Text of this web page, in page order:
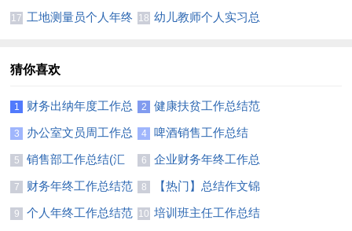
结8篇
总结
17 工地测量员个人年终 18 幼儿教师个人实习总
猜你喜欢
1
财务出纳年度工作总
结11篇
2
健康扶贫工作总结范
文
3
办公室文员周工作总
结
4 啤酒销售工作总结
5
销售部工作总结(汇
编15篇)
6
企业财务年终工作总
结范文
7
财务年终工作总结范
文汇编六篇
8
【热门】总结作文锦
集四篇
9
个人年终工作总结范 10 培训班主任工作总结